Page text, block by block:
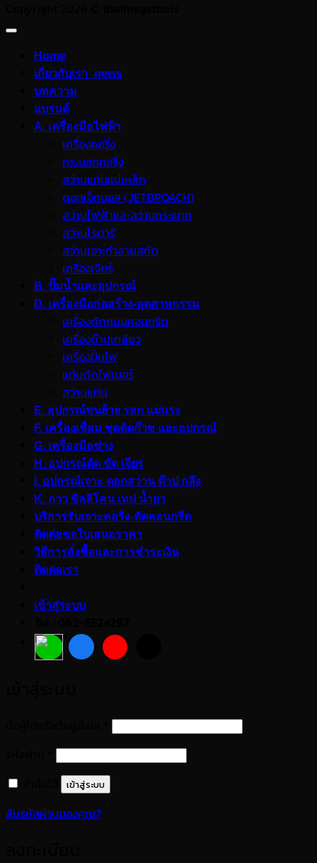
Home
เกี่ยวกับเรา_news
บทความ
แบรนด์
A. เครื่องมือไฟฟ้า
เครื่องคอริ่ง
กระบอกคอริ่ง
สว่านแท่นแม่เหล็ก
ดอกเจ็ทบอส (JETBROACH)
สว่านไฟฟ้าและสว่านกระแทก
สว่านโรตารี
สว่านเจาะทำลายสกัด
เครื่องเจียร์
B. ปั๊มน้ำและอุปกรณ์
D. เครื่องมือก่อสร้าง-อุตสาหกรรม
เครื่องตัดถนนคอนกรีต
เครื่องต๊าปเกลียว
เครื่องปั่นไฟ
แท่นตัดไฟเบอร์
สว่านแท่น
E. อุปกรณ์ขนย้าย รอก แม่แรง
F. เครื่องเชื่อม ชุดตัดก๊าซ และอุปกรณ์
G. เครื่องมือช่าง
H. อุปกรณ์ตัด ขัด เจียร
I. อุปกรณ์เจาะ ดอกสว่าน ต๊าป กลึง
K. กาว ซิลลิโคน เทป น้ำยา
บริการรับเจาะคอริ่ง-ตัดคอนกรีต
ติดต่อขอใบเสนอราคา
วิธีการสั่งซื้อและการชำระเงิน
ติดต่อเรา
เข้าสู่ระบบ
ต้องการ
ต้องการ
เข้าสู่ระบบ
ลืมรหัสผ่านของคุณ?